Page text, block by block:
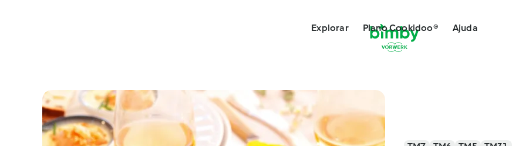
Explorar Plano Cookidoo® Ajuda